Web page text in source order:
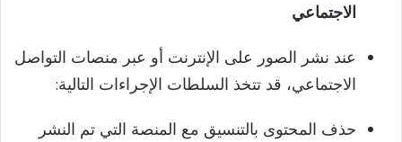
الاجتماعي
عند نشر الصور على الإنترنت أو عبر منصات التواصل
الاجتماعي، قد تتخذ السلطات الإجراءات التالية:
حذف المحتوى بالتنسيق مع المنصة التي تم النشر